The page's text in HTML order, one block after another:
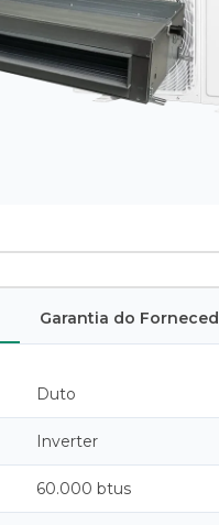
Garantia do
Duto
Inverter
60.000 btus